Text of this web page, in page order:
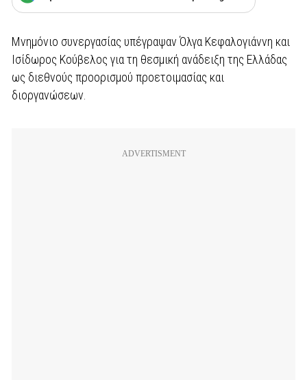
Μνημόνιο συνεργασίας υπέγραψαν Όλγα Κεφαλογιάννη και
Ισίδωρος Κούβελος για τη θεσμική ανάδειξη της Ελλάδας
ως διεθνούς προορισμού προετοιμασίας και
διοργανώσεων.